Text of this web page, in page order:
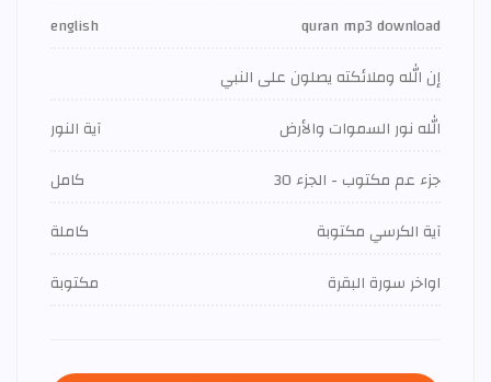
quran mp3 download
english
إن الله وملائكته يصلون على النبي
الله نور السموات والأرض
آية النور
جزء عم مكتوب - الجزء 30
كامل
آية الكرسي مكتوبة
كاملة
اواخر سورة البقرة
مكتوبة